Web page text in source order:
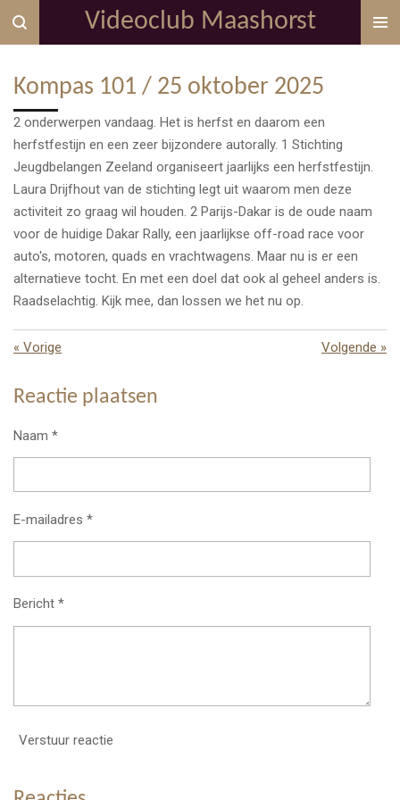
Ga
direct
de
hoofdinhoud
Videoclub Maashorst
Kompas 101 / 25 oktober 2025
2 onderwerpen vandaag. Het is herfst en daarom een
herfstfestijn en een zeer bijzondere autorally. 1 Stichting
Jeugdbelangen Zeeland organiseert jaarlijks een herfstfestijn.
Laura Drijfhout van de stichting legt uit waarom men deze
activiteit zo graag wil houden. 2 Parijs-Dakar is de oude naam
voor de huidige Dakar Rally, een jaarlijkse off-road race voor
auto's, motoren, quads en vrachtwagens. Maar nu is er een
alternatieve tocht. En met een doel dat ook al geheel anders is.
Raadselachtig. Kijk mee, dan lossen we het nu op.
« Vorige Volgende »
Reactie plaatsen
Naam *
E-mailadres *
Bericht *
Verstuur reactie